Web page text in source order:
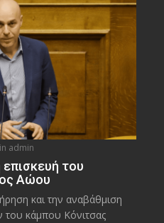
admin
επισκευή του
Αώου
και την αναβάθμιση
κάμπου Κόνιτσας